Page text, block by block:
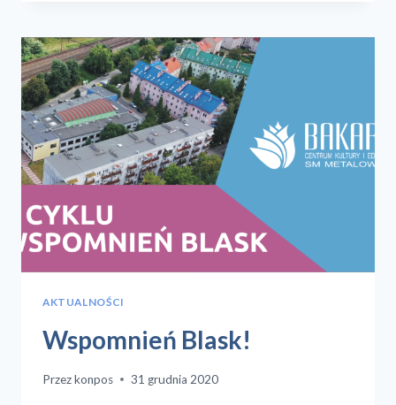
–
CZEŚĆ
2
AKTUALNOŚCI
Wspomnień Blask!
Przezkonpos 31 grudnia 2020